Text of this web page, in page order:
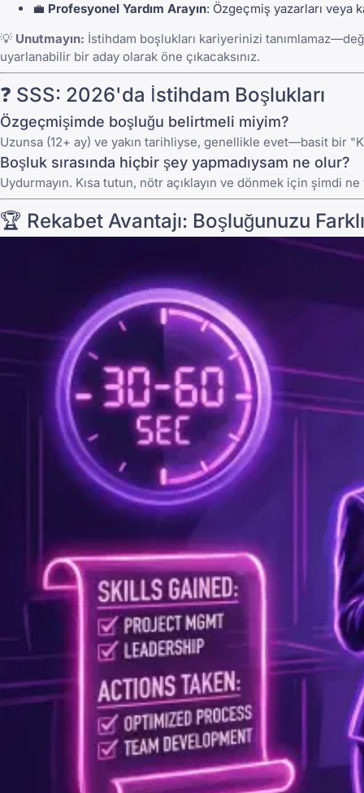
💼 Profesyonel Yardım Arayın: Özgeçmiş yazarları veya
💡 Unutmayın: İstihdam boşlukları kariyerinizi
uyarlanabilir bir aday olarak öne çıkacaksınız.
❓ SSS: 2026'da İstihdam Boşlukları
Özgeçmişimde boşluğu belirtmeli miyim?
Uzunsa (12+ ay) ve yakın tarihliyse, genellikle evet—basit bir
Boşluk sırasında hiçbir şey yapmadıysam ne olur?
Uydurmayın. Kısa tutun, nötr açıklayın ve dönmek için şimdi
🏆 Rekabet Avantajı: Boşluğunuzu